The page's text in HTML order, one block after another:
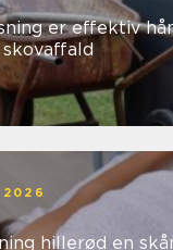
er effektiv
en skånsom vej til